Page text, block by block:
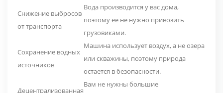
Снижение выбросов
от транспорта
Вода производится у вас дома,
поэтому ее не нужно привозить
грузовиками.
Сохранение водных
источников
Машина использует воздух, а не озера
или скважины, поэтому природа
остается в безопасности.
Децентрализованная
Вам не нужны большие